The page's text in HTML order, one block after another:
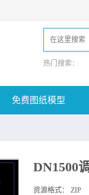
热门搜索：
免费图纸模型
DN1500
资源格式： ZIP